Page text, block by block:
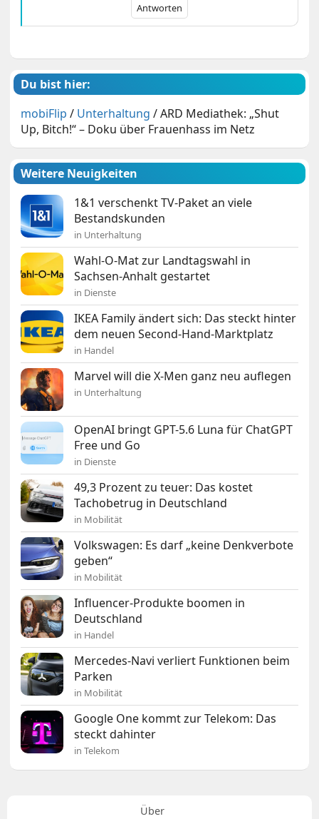
Antworten
Du bist hier:
mobiFlip / Unterhaltung /ARD Mediathek: „Shut
Up, Bitch!“ – Doku über Frauenhass im Netz
Weitere Neuigkeiten
1&1 verschenkt TV-Paket an viele
Bestandskunden
in Unterhaltung
Wahl-O-Mat zur Landtagswahl in
Sachsen-Anhalt gestartet
in Dienste
IKEA Family ändert sich: Das steckt hinter
dem neuen Second-Hand-Marktplatz
in Handel
Marvel will die X-Men ganz neu auflegen
in Unterhaltung
OpenAI bringt GPT-5.6 Luna für ChatGPT
Free und Go
in Dienste
49,3 Prozent zu teuer: Das kostet
Tachobetrug in Deutschland
in Mobilität
Volkswagen: Es darf „keine Denkverbote
geben“
in Mobilität
Influencer-Produkte boomen in
Deutschland
in Handel
Mercedes-Navi verliert Funktionen beim
Parken
in Mobilität
Google One kommt zur Telekom: Das
steckt dahinter
in Telekom
Über